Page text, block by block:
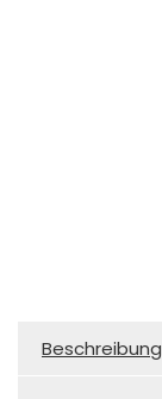
Beschreibung